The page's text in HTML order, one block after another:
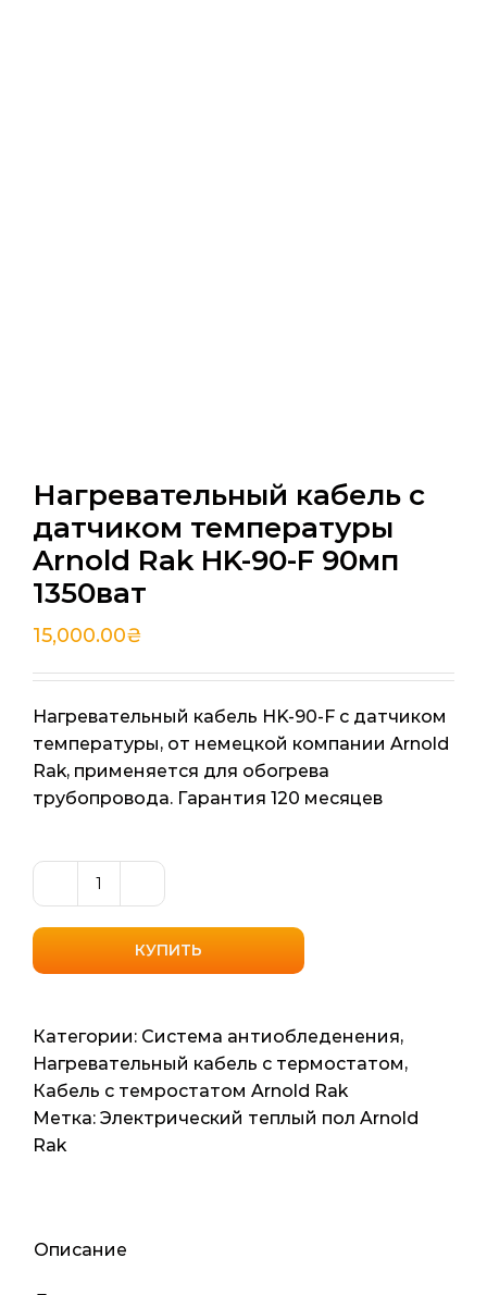
Нагревательный кабель с
датчиком температуры
Arnold Rak HK-90-F 90мп
1350ват
15,000.00₴
Нагревательный кабель HK-90-F с датчиком
температуры, от немецкой компании Arnold
Rak, применяется для обогрева
трубопровода. Гарантия 120 месяцев
Количество
товара
Нагревательный
кабель
датчиком
температуры
Arnold
Rak
1350ват
КУПИТЬ
Категории: Система антиобледенения,
Нагревательный кабель с термостатом,
Кабель с темростатом Arnold Rak
Метка: Электрический теплый пол Arnold
Rak
Описание